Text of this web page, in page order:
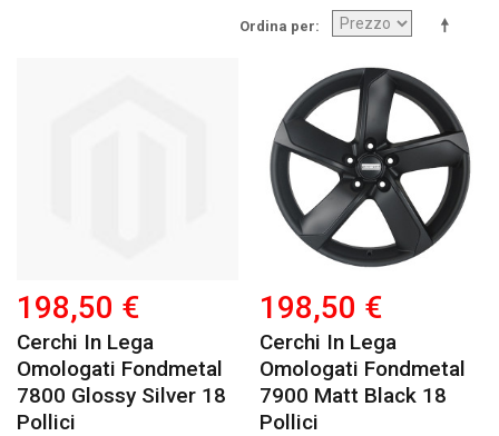
Ordina per
198,50 €
Cerchi In Lega
Omologati Fondmetal
7800 Glossy Silver 18
Pollici
198,50 €
Cerchi In Lega
Omologati Fondmetal
7900 Matt Black 18
Pollici